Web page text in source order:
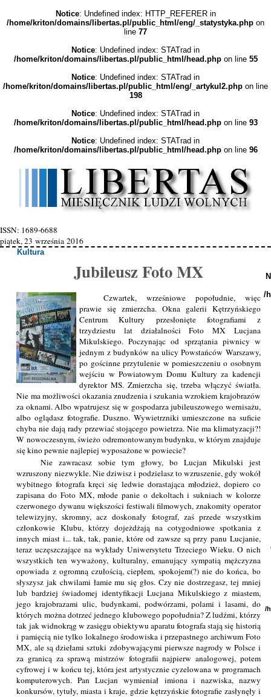
Notice: Undefined index: HTTP_REFERER in
/home/kriton/domains/libertas.pl/public_html/eng/_statystyka.php on
line 77
Notice: Undefined index: STATrad in
/home/kriton/domains/libertas.pl/public_html/head.phpon line 55
Notice: Undefined index: STATrad in
/home/kriton/domains/libertas.pl/public_html/eng/_artykul2.php on line
198
Notice: Undefined index: STATrad in
/home/kriton/domains/libertas.pl/public_html/head.phpon line 93
Notice: Undefined index: STATrad in
/home/kriton/domains/libertas.pl/public_html/head.phpon line 96
ISSN: 1689-6688
piątek, 23 września 2016
Kultura
Jubileusz Foto MX
Czwartek, wrześniowe popołudnie, więc
prawie się zmierzcha. Okna galerii Kętrzyńskiego
Centrum Kultury przesłonięte fotografiami z
trzydziestu lat działalności Foto MX Lucjana
Mikulskiego. Poczynając od sprzątania piwnicy w
jednym z budynków na ulicy Powstańców Warszawy,
po gościnne przytulenie w pomieszczeniu o osobnym
wejściu w Powiatowym Domu Kultury za kadencji
dyrektor MS. Zmierzcha się, trzeba włączyć światła.
Nie ma możliwości okazania znudzenia i szukania wzrokiem krajobrazów
za oknami. Albo wpatrujesz się w gospodarza jubileuszowego wernisażu,
albo oglądasz fotografie. Duszno. Wywietrzniki umieszczone na suficie
chyba nie dają rady przewiać stojącego powietrza. Nie ma klimatyzacji?!
W nowoczesnym, świeżo odremontowanym budynku, w którym znajduje
się kino pewnie najlepiej wyposażone w powiecie?
Nie zawracasz sobie tym głowy, bo Lucjan Mikulski jest
wzruszony niezwykle. Nie dziwisz i podzielasz to wzruszenie, gdy wokół
wybitnego fotografa kręci się ledwie dorastająca młodzież, dopiero co
zapisana do Foto MX, młode panie o dekoltach i sukniach w kolorze
czerwonego dywanu większości festiwali filmowych, znakomity operator
telewizyjny, skromny, acz doskonały fotograf, zaś przede wszystkim
członkowie Klubu, którzy dojeżdżają na cotygodniowe spotkania z
innych miast i... tak, tak, panie, które od zawsze są przy panu Lucjanie,
teraz uczęszczające na wykłady Uniwersytetu Trzeciego Wieku. O nich
wszystkich ten wyważony, kulturalny, emanujący sympatią mężczyzna
opowiada z ogromną czułością, ciepłem, spokojem(?) nie do końca, bo
słyszysz jak chwilami łamie mu się głos. Czy nie dostrzegasz, tej mniej
lub bardziej świadomej identyfikacji Lucjana Mikulskiego z miastem,
jego krajobrazami ulic, budynkami, podwórzami, polami i lasami, do
których można dotrzeć jednego klubowego popołudnia? Z ludźmi, którzy
tak jak widnokrąg w zasięgu obiektywu aparatu fotografa stają się historią
i pamięcią nie tylko lokalnego środowiska i przepastnego archiwum Foto
MX, ale są dziełami sztuki zdobywającymi pierwsze nagrody w Polsce i
za granicą za sprawą mistrzów fotografii najpierw analogowej, potem
cyfrowej i w końcu tej, która jest artystycznie cyzelowana w programach
komputerowych. Pan Lucjan wymieniał imiona i nazwiska, nazwy
konkursów, tytuły, miasta i kraje, gdzie kętrzyńskie fotografie zasłynęły i
/
/